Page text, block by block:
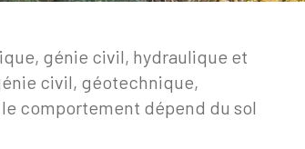
génie civil, hydraulique et
civil, géotechnique,
comportement dépend du sol